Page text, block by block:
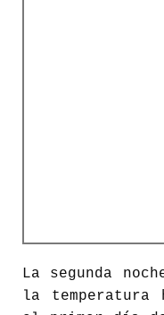
La segunda
la temperatura